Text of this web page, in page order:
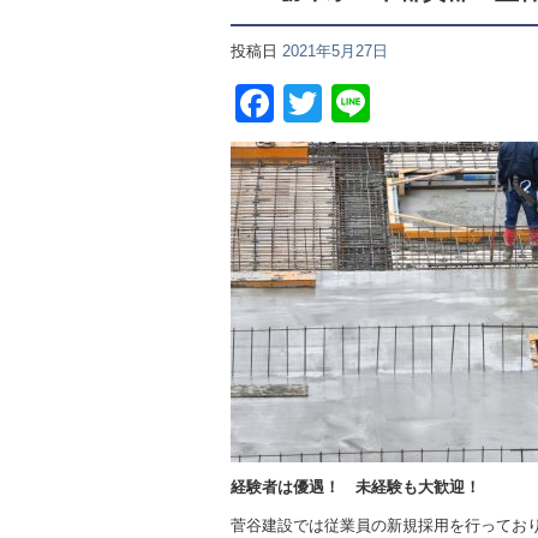
投稿日 2021年5月27日
Facebook
Twitter
経験者は優遇！ 未経験も大歓迎！
菅谷建設では従業員の新規採用を行ってお